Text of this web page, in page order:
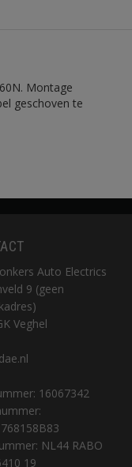
Montage
geschoven te
Auto Electrics
9 (geen
Veghel
16067342
NL44 RABO
19